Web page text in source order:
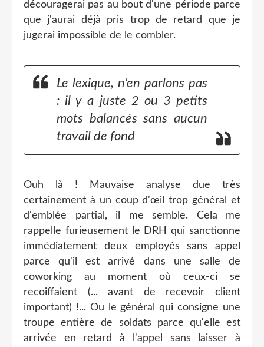
découragerai pas au bout d'une période parce
que j'aurai déjà pris trop de retard que je
jugerai impossible de le combler.
Le lexique, n'en parlons pas
: il y a juste 2 ou 3 petits
mots balancés sans aucun
travail de fond
Ouh là ! Mauvaise analyse due très
certainement à un coup d'œil trop général et
d'emblée partial, il me semble. Cela me
rappelle furieusement le DRH qui sanctionne
immédiatement deux employés sans appel
parce qu'il est arrivé dans une salle de
coworking au moment où ceux-ci se
recoiffaient (... avant de recevoir client
important) !... Ou le général qui consigne une
troupe entière de soldats parce qu'elle est
arrivée en retard à l'appel sans laisser à